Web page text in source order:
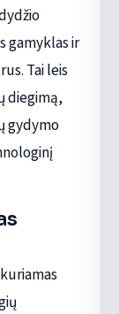
gamyklas ir
Tai leis
diegimą,
gydymo